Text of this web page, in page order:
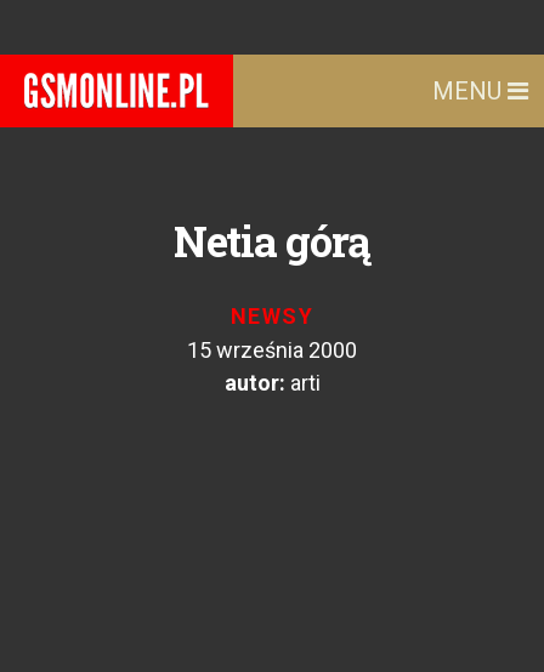
MENU
Netia górą
NEWSY
15 września 2000
autor: arti